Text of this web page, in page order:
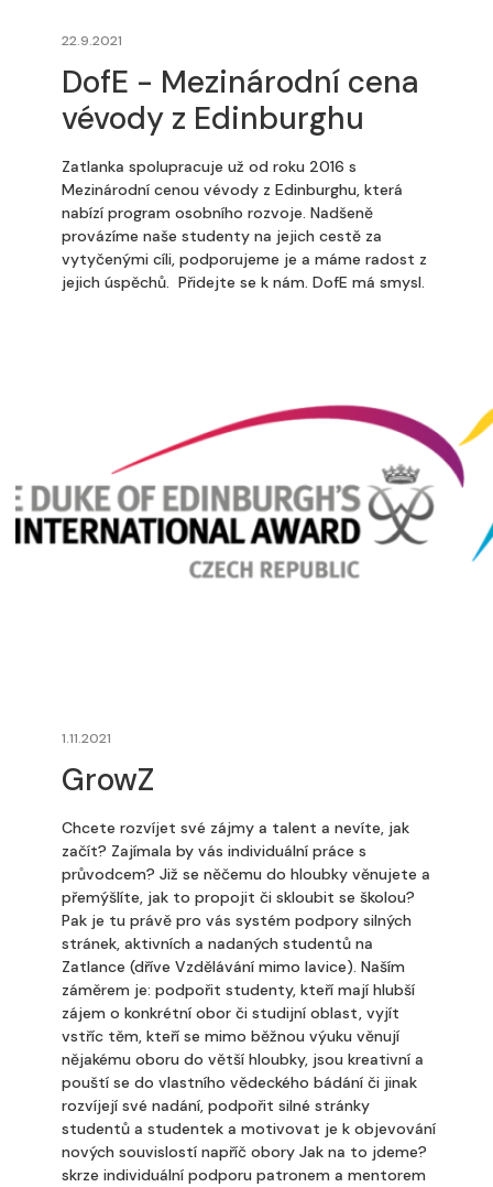
22.9.2021
DofE - Mezinárodní cena
vévody z Edinburghu
Zatlanka spolupracuje už od roku 2016 s
Mezinárodní cenou vévody z Edinburghu, která
nabízí program osobního rozvoje. Nadšeně
provázíme naše studenty na jejich cestě za
vytyčenými cíli, podporujeme je a máme radost z
jejich úspěchů. Přidejte se k nám. DofE má smysl.
1.11.2021
GrowZ
Chcete rozvíjet své zájmy a talent a nevíte, jak
začít? Zajímala by vás individuální práce s
průvodcem? Již se něčemu do hloubky věnujete a
přemýšlíte, jak to propojit či skloubit se školou?
Pak je tu právě pro vás systém podpory silných
stránek, aktivních a nadaných studentů na
Zatlance (dříve Vzdělávání mimo lavice). Naším
záměrem je: podpořit studenty, kteří mají hlubší
zájem o konkrétní obor či studijní oblast, vyjít
vstříc těm, kteří se mimo běžnou výuku věnují
nějakému oboru do větší hloubky, jsou kreativní a
pouští se do vlastního vědeckého bádání či jinak
rozvíjejí své nadání, podpořit silné stránky
studentů a studentek a motivovat je k objevování
nových souvislostí napříč obory Jak na to jdeme?
skrze individuální podporu patronem a mentorem